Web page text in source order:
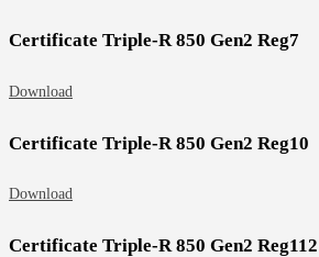
Certificate Triple-R 850 Gen2 Reg7
Download
Certificate Triple-R 850 Gen2 Reg10
Download
Certificate Triple-R 850 Gen2 Reg112